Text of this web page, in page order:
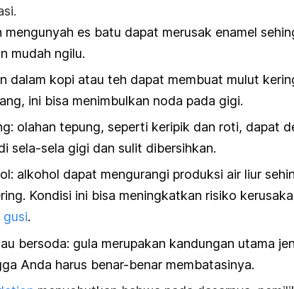
mengunyah es batu dapat merusak enamel
mudah ngilu.
dalam kopi atau teh dapat membuat mulut
ini bisa menimbulkan noda pada gigi.
olahan tepung, seperti keripik dan roti, dapat
sela-sela gigi dan sulit dibersihkan.
alkohol dapat mengurangi produksi air liur
Kondisi ini bisa meningkatkan risiko
gusi.
bersoda: gula merupakan kandungan utama
Anda harus benar-benar membatasinya.